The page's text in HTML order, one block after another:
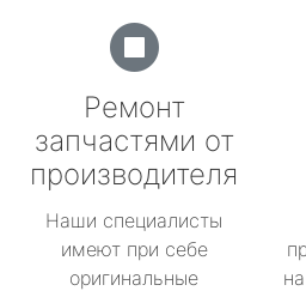
Ремонт
запчастями от
производителя
Наши специалисты
имеют при себе
оригинальные